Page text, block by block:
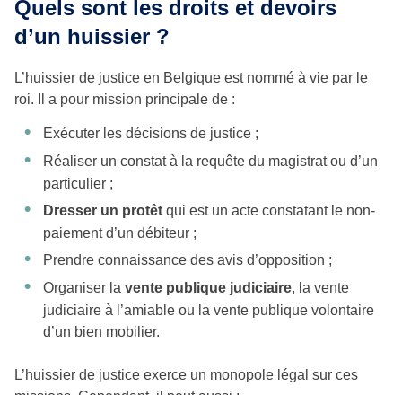
Quels sont les droits et devoirs
d’un huissier ?
L’huissier de justice en Belgique est nommé à vie par le
roi. Il a pour mission principale de :
Exécuter les décisions de justice ;
Réaliser un constat à la requête du magistrat ou d’un
particulier ;
Dresser un protêt qui est un acte constatant le non-
paiement d’un débiteur ;
Prendre connaissance des avis d’opposition ;
Organiser la vente publique judiciaire, la vente
judiciaire à l’amiable ou la vente publique volontaire
d’un bien mobilier.
L’huissier de justice exerce un monopole légal sur ces